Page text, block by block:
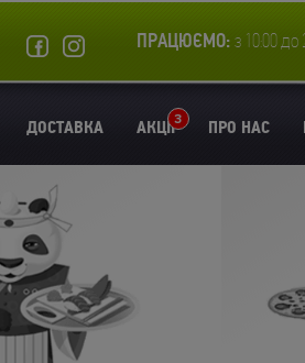
ПРАЦЮЄМО: з 10:00 до
ДОСТАВКА АКЦІЇ
3
ПРО НАС